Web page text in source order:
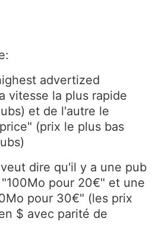
advertized
vitesse la plus rapide
et de l'autre le
(prix le plus bas
dire qu'il y a une pub
pour 20€" et une
pour 30€" (les prix
$ avec parité de